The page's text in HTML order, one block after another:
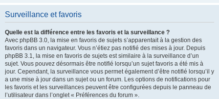
Surveillance et favoris
Quelle est la différence entre les favoris et la surveillance ?
Avec phpBB 3.0, la mise en favoris de sujets s’apparentait à la gestion des
favoris dans un navigateur. Vous n’étiez pas notifié des mises à jour. Depuis
phpBB 3.1, la mise en favoris de sujets est similaire à la surveillance d’un
sujet. Vous pouvez désormais être notifié lorsqu’un sujet favoris a été mis à
jour. Cependant, la surveillance vous permet également d’être notifié lorsqu’il y
a une mise à jour dans un sujet ou un forum. Les options de notifications pour
les favoris et les surveillances peuvent être configurées depuis le panneau de
l’utilisateur dans l’onglet « Préférences du forum ».